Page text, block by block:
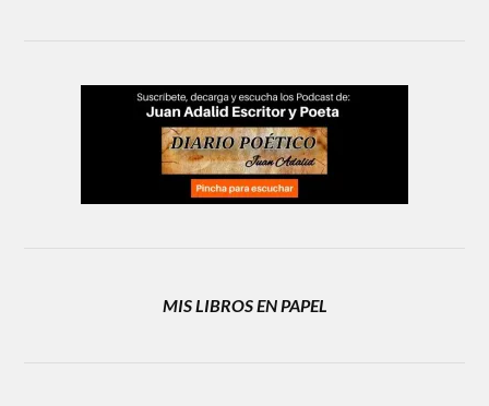
MIS LIBROS EN PAPEL